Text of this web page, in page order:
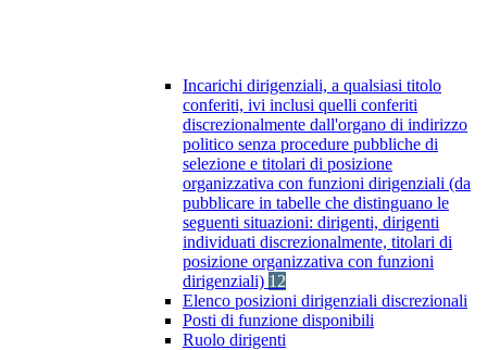
Incarichi dirigenziali, a qualsiasi titolo
conferiti, ivi inclusi quelli conferiti
discrezionalmente dall'organo di indirizzo
politico senza procedure pubbliche di
selezione e titolari di posizione
organizzativa con funzioni dirigenziali (da
pubblicare in tabelle che distinguano le
seguenti situazioni: dirigenti, dirigenti
individuati discrezionalmente, titolari di
posizione organizzativa con funzioni
dirigenziali) 12
Elenco posizioni dirigenziali discrezionali
Posti di funzione disponibili
Ruolo dirigenti